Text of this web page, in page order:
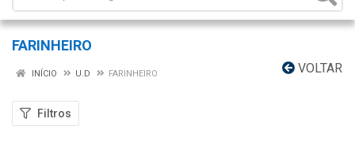
FARINHEIRO
VOLTAR
INÍCIO U.D FARINHEIRO
Filtros